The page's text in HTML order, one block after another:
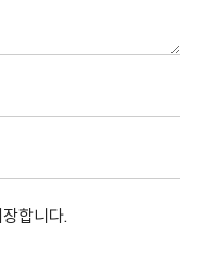
합니다.